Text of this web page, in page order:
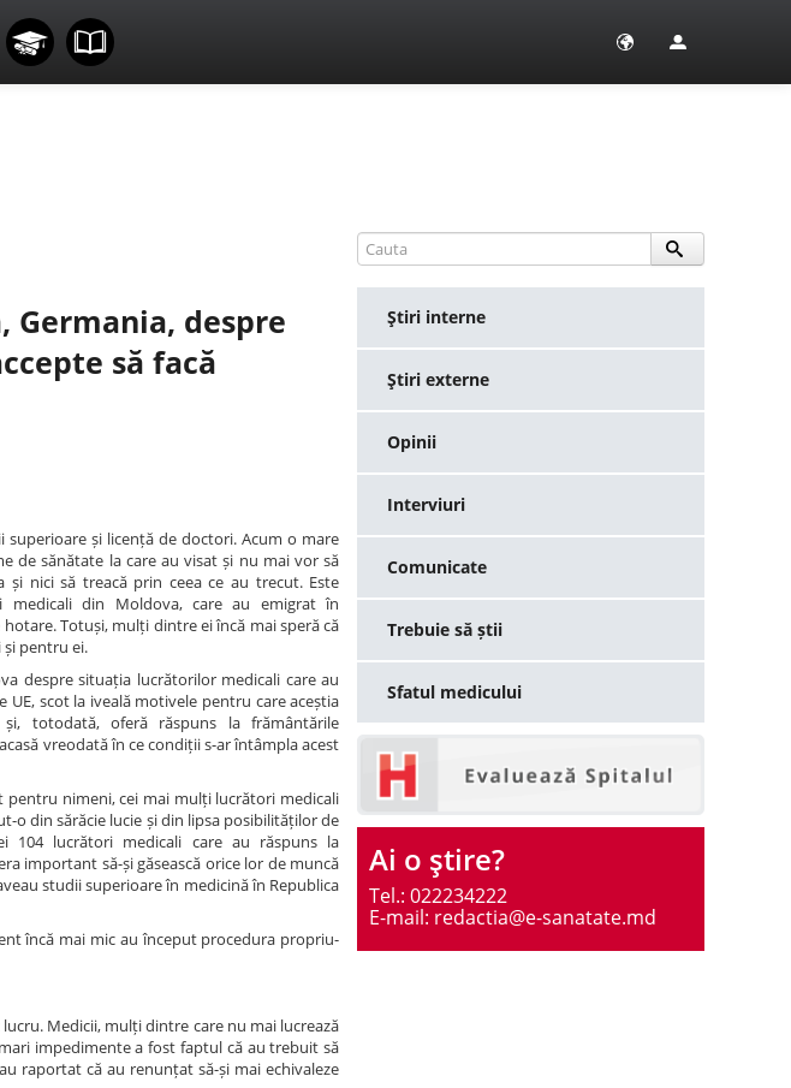
Germania, despre
să facă
superioare și licență de doctori. Acum o mare
de sănătate la care au visat și nu mai vor să
și nici să treacă prin ceea ce au trecut. Este
medicali din Moldova, care au emigrat în
Totuși, mulți dintre ei încă mai speră că
și pentru ei.
despre situația lucrătorilor medicali care au
scot la iveală motivele pentru care aceștia
totodată, oferă răspuns la frământările
vreodată în ce condiții s-ar întâmpla acest
pentru nimeni, cei mai mulți lucrători medicali
o din sărăcie lucie și din lipsa posibilităților de
104 lucrători medicali care au răspuns la
important să-și găsească orice lor de muncă
studii superioare în medicină în Republica
încă mai mic au început procedura propriu-
Medicii, mulți dintre care nu mai lucrează
impedimente a fost faptul că au trebuit să
raportat că au renunțat să-și mai echivaleze
Ştiri interne
Ştiri externe
Opinii
Interviuri
Comunicate
Trebuie să știi
Sfatul medicului
Ai o ştire?
Tel.: 022234222
E-mail: redactia@e-sanatate.md